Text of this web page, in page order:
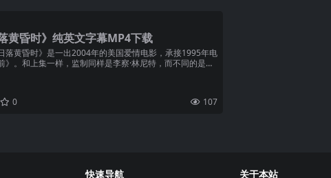
黄昏时》纯英文字幕MP4下载
落黄昏时》是一出2004年的美国爱情电影，承接1995年电
》。和上集一样，监制同样是李察·林尼特，而不同的是，
0 107
快速导航
关于本站